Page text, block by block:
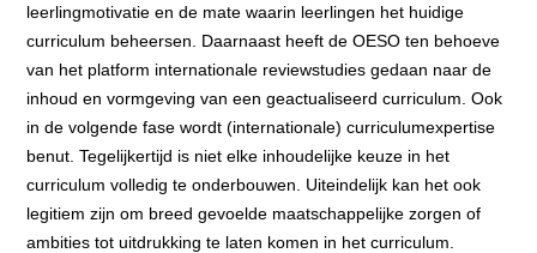
leerlingmotivatie en de mate waarin leerlingen het huidige
curriculum beheersen. Daarnaast heeft de OESO ten behoeve
van het platform internationale reviewstudies gedaan naar de
inhoud en vormgeving van een geactualiseerd curriculum. Ook
in de volgende fase wordt (internationale) curriculumexpertise
benut. Tegelijkertijd is niet elke inhoudelijke keuze in het
curriculum volledig te onderbouwen. Uiteindelijk kan het ook
legitiem zijn om breed gevoelde maatschappelijke zorgen of
ambities tot uitdrukking te laten komen in het curriculum.